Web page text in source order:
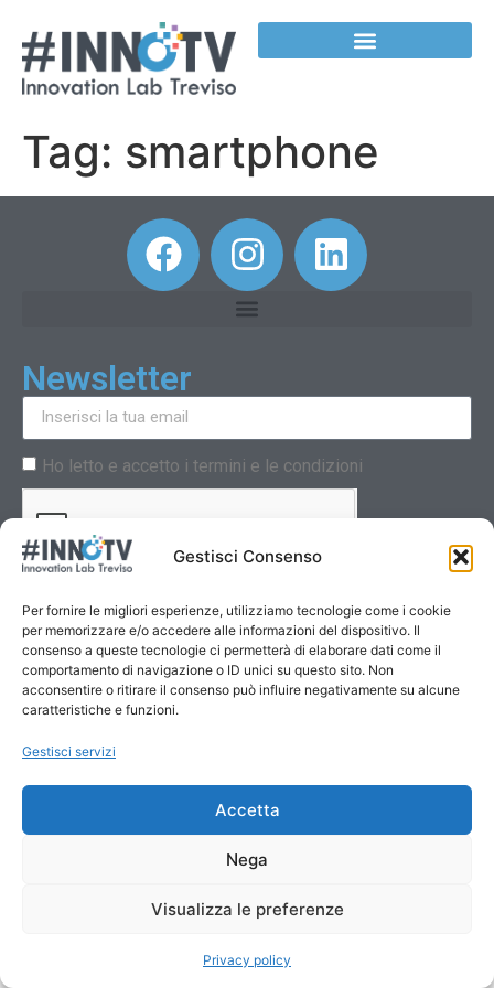
Gestisci Consenso
Per fornire le migliori esperienze, utilizziamo tecnologie come i cookie
per memorizzare e/o accedere alle informazioni del dispositivo. Il
consenso a queste tecnologie ci permetterà di elaborare dati come il
comportamento di navigazione o ID unici su questo sito. Non
acconsentire o ritirare il consenso può influire negativamente su alcune
caratteristiche e funzioni.
Gestisci servizi
Accetta
Nega
Visualizza le preferenze
Privacy policy
Tag: smartphone
Newsletter
Ho letto e accetto i termini e le condizioni
Invia
Copyright © 2025 #INNOTV Innovation Lab Treviso